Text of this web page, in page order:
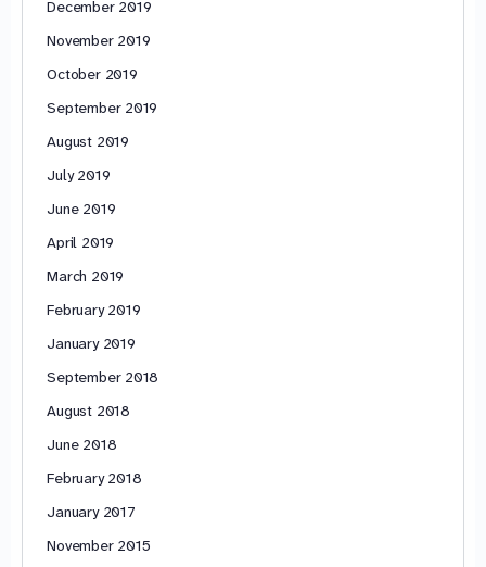
December 2019
November 2019
October 2019
September 2019
August 2019
July 2019
June 2019
April 2019
March 2019
February 2019
January 2019
September 2018
August 2018
June 2018
February 2018
January 2017
November 2015